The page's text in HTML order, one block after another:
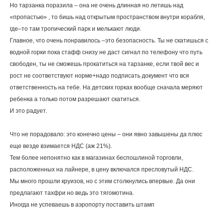
Но тарзанка поразила – она не очень длинная но летишь над
«пропастью» , то бишь над открытым пространством внутри корабля,
где–то там тропический парк и мелькают люди.
Главное, что очень понравилось –это безопасность. Ты не скатишься с
водной горки пока стафф снизу не даст сигнал по телефону что путь
свободен, ты не сможешь прокатиться на тарзанке, если твой вес и
рост не соответствуют норме+надо подписать документ что вся
ответственность на тебе. На детских горках вообще сначала меряют
ребенка а только потом разрешают скатиться.
И это радует.
Что не порадовало: это конечно цены – они явно завышены да плюс
еще везде взимается НДС (аж 21%).
Тем более непонятно как в магазинах беспошлиной торговли,
расположенных на лайнере, в цену включался пресловутый НДС.
Мы много прошли круизов, но с этим столкнулись впервые. Да они
предлагают тахфри но ведь это тягомотина.
Иногда не успеваешь в аэропорту поставить штамп